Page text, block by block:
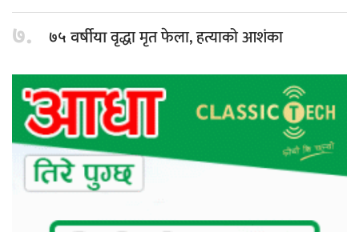
७. ७५ वर्षीयावृद्धा मृत फेला, हत्याको आशंका